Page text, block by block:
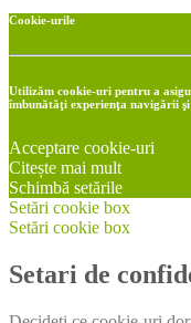
Cookie-urile
Utilizăm cookie-uri pentru a
îmbunătăţi experienţa navigării
Acceptare cookie-uri
Citește mai mult
Schimbă setările
Setări cookie box
Setări cookie box
Setari de